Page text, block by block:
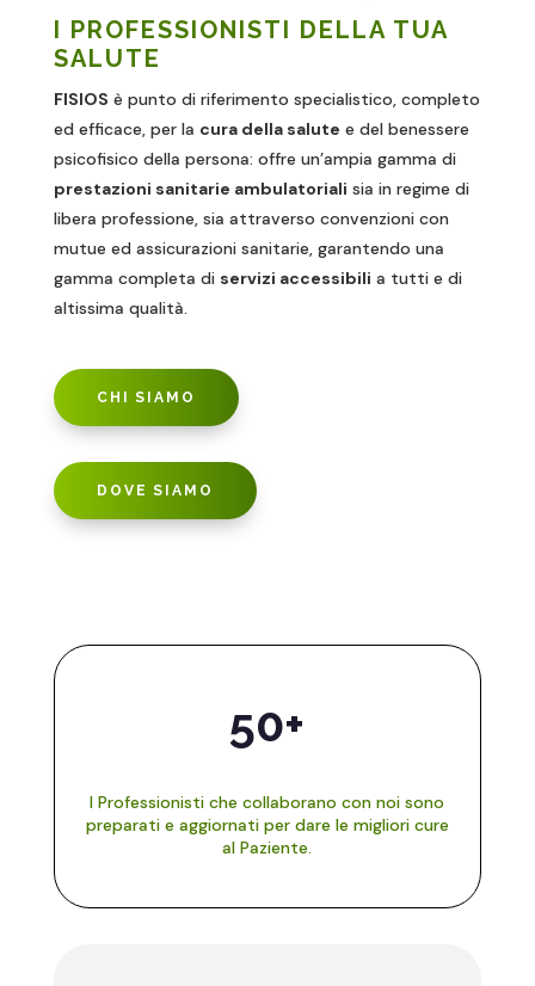
I PROFESSIONISTI DELLA TUA
SALUTE
FISIOS è punto di riferimento specialistico, completo
ed efficace, per la cura della salute e del benessere
psicofisico della persona: offre un’ampia gamma di
prestazioni sanitarie ambulatoriali sia in regime di
libera professione, sia attraverso convenzioni con
mutue ed assicurazioni sanitarie, garantendo una
gamma completa di servizi accessibili a tutti e di
altissima qualità.
CHI SIAMO
DOVE SIAMO
50+
I Professionisti che collaborano con noi sono
preparati e aggiornati per dare le migliori cure
al Paziente.